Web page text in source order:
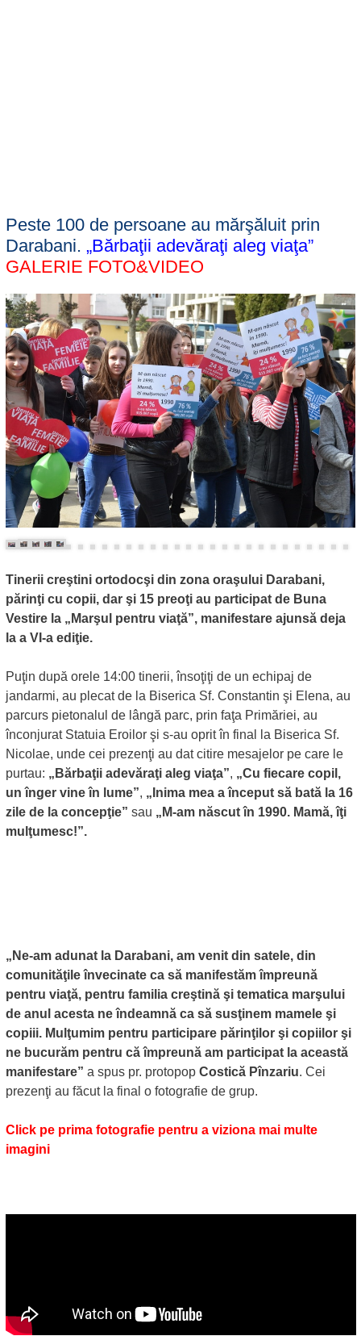
Peste 100 de persoane au mărşăluit prin
Darabani. „Bărbaţii adevăraţi aleg viaţa”
GALERIE FOTO&VIDEO
Tinerii creştini ortodocşi din zona oraşului Darabani,
părinţi cu copii, dar şi 15 preoţi au participat de Buna
Vestire la „Marşul pentru viaţă”, manifestare ajunsă deja
la a VI-a ediţie.
Puţin după orele 14:00 tinerii, însoţiţi de un echipaj de
jandarmi, au plecat de la Biserica Sf. Constantin şi Elena, au
parcurs pietonalul de lângă parc, prin faţa Primăriei, au
înconjurat Statuia Eroilor şi s-au oprit în final la Biserica Sf.
Nicolae, unde cei prezenţi au dat citire mesajelor pe care le
purtau: „Bărbaţii adevăraţi aleg viaţa”, „Cu fiecare copil,
un înger vine în lume”, „Inima mea a început să bată la 16
zile de la concepţie” sau „M-am născut în 1990. Mamă, îţi
mulţumesc!”.
„Ne-am adunat la Darabani, am venit din satele, din
comunităţile învecinate ca să manifestăm împreună
pentru viaţă, pentru familia creştină şi tematica marşului
de anul acesta ne îndeamnă ca să susţinem mamele şi
copiii. Mulţumim pentru participare părinţilor şi copiilor şi
ne bucurăm pentru că împreună am participat la această
manifestare” a spus pr. protopop Costică Pînzariu. Cei
prezenţi au făcut la final o fotografie de grup.
Click pe prima fotografie pentru a viziona mai multe
imagini